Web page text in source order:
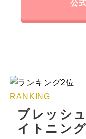
公
RANKING
ブレッシ
イトニング